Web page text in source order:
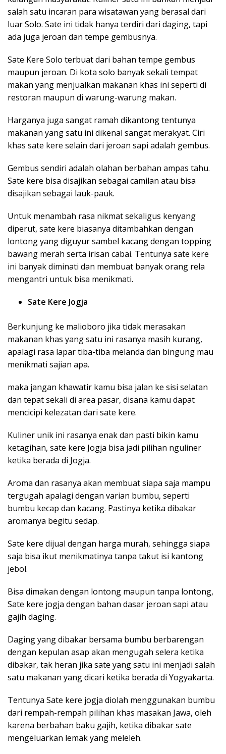
salah satu incaran para wisatawan yang berasal dari
luar Solo. Sate ini tidak hanya terdiri dari daging, tapi
ada juga jeroan dan tempe gembusnya.
Sate Kere Solo terbuat dari bahan tempe gembus
maupun jeroan. Di kota solo banyak sekali tempat
makan yang menjualkan makanan khas ini seperti di
restoran maupun di warung-warung makan.
Harganya juga sangat ramah dikantong tentunya
makanan yang satu ini dikenal sangat merakyat. Ciri
khas sate kere selain dari jeroan sapi adalah gembus.
Gembus sendiri adalah olahan berbahan ampas tahu.
Sate kere bisa disajikan sebagai camilan atau bisa
disajikan sebagai lauk-pauk.
Untuk menambah rasa nikmat sekaligus kenyang
diperut, sate kere biasanya ditambahkan dengan
lontong yang diguyur sambel kacang dengan topping
bawang merah serta irisan cabai. Tentunya sate kere
ini banyak diminati dan membuat banyak orang rela
mengantri untuk bisa menikmati.
Sate Kere Jogja
Berkunjung ke malioboro jika tidak merasakan
makanan khas yang satu ini rasanya masih kurang,
apalagi rasa lapar tiba-tiba melanda dan bingung mau
menikmati sajian apa.
maka jangan khawatir kamu bisa jalan ke sisi selatan
dan tepat sekali di area pasar, disana kamu dapat
mencicipi kelezatan dari sate kere.
Kuliner unik ini rasanya enak dan pasti bikin kamu
ketagihan, sate kere Jogja bisa jadi pilihan nguliner
ketika berada di Jogja.
Aroma dan rasanya akan membuat siapa saja mampu
tergugah apalagi dengan varian bumbu, seperti
bumbu kecap dan kacang. Pastinya ketika dibakar
aromanya begitu sedap.
Sate kere dijual dengan harga murah, sehingga siapa
saja bisa ikut menikmatinya tanpa takut isi kantong
jebol.
Bisa dimakan dengan lontong maupun tanpa lontong,
Sate kere jogja dengan bahan dasar jeroan sapi atau
gajih daging.
Daging yang dibakar bersama bumbu berbarengan
dengan kepulan asap akan mengugah selera ketika
dibakar, tak heran jika sate yang satu ini menjadi salah
satu makanan yang dicari ketika berada di Yogyakarta.
Tentunya Sate kere jogja diolah menggunakan bumbu
dari rempah-rempah pilihan khas masakan Jawa, oleh
karena berbahan baku gajih, ketika dibakar sate
mengeluarkan lemak yang meleleh.